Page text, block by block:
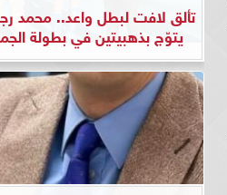
تألق لافت لبطل واعد.. محمد
يتوّج بذهبيتين في بطولة